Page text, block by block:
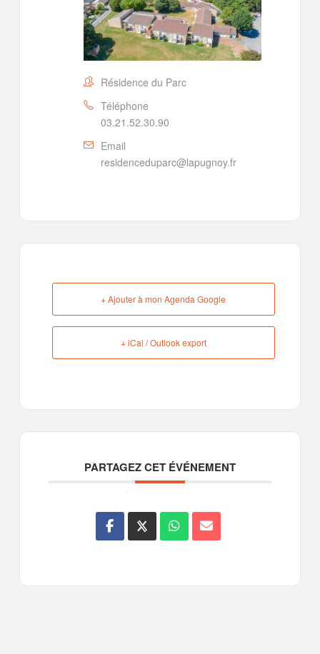
Résidence du Parc
Téléphone
03.21.52.30.90
Email
residenceduparc@lapugnoy.fr
+ Ajouter à mon Agenda Google
+ iCal / Outlook export
PARTAGEZ CET ÉVÉNEMENT